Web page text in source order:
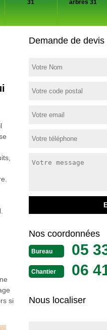
31
arbres 31
si
Demande de devis
Nos coordonnées
Bureau 05
Chantier 06
Nous localiser